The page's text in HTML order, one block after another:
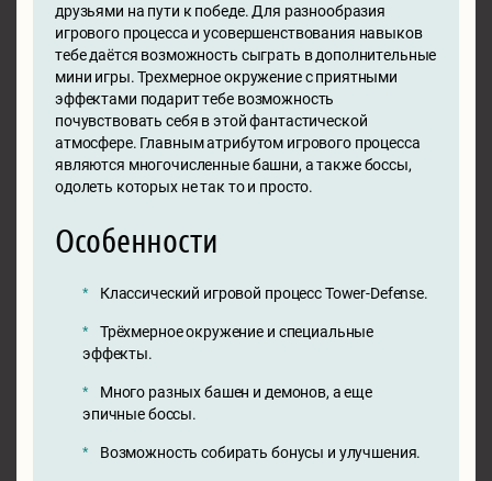
друзьями на пути к победе. Для разнообразия
игрового процесса и усовершенствования навыков
тебе даётся возможность сыграть в дополнительные
мини игры. Трехмерное окружение с приятными
эффектами подарит тебе возможность
почувствовать себя в этой фантастической
атмосфере. Главным атрибутом игрового процесса
являются многочисленные башни, а также боссы,
одолеть которых не так то и просто.
Особенности
Классический игровой процесс Tower-Defense.
Трёхмерное окружение и специальные
эффекты.
Много разных башен и демонов, а еще
эпичные боссы.
Возможность собирать бонусы и улучшения.